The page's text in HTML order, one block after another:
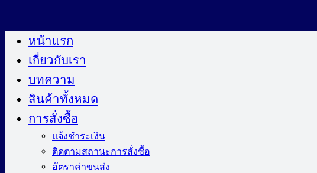
ไป
หน้าแรก
เกี่ยวกับเรา
บทความ
สินค้าทั้งหมด
การสั่งซื้อ
แจ้งชำระเงิน
ติดตามสถานะการสั่งซื้อ
อัตราค่าขนส่ง